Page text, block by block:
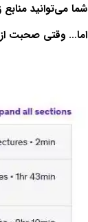
شما می‌توانید
اما… وقتی صحبت